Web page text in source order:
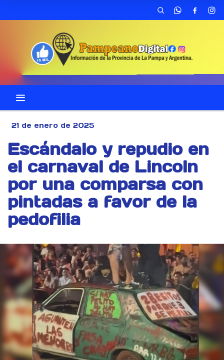
21 de enero de 2025
Escándalo y repudio en
el carnaval de Lincoln
por una comparsa con
pintadas a favor de la
pedofilia